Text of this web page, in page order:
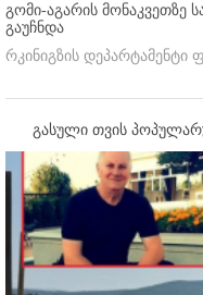
გომი-აგარის მონაკვეთზე
გაუჩნდა
რკინიგზის დეპარტამენტი
გასული თვის